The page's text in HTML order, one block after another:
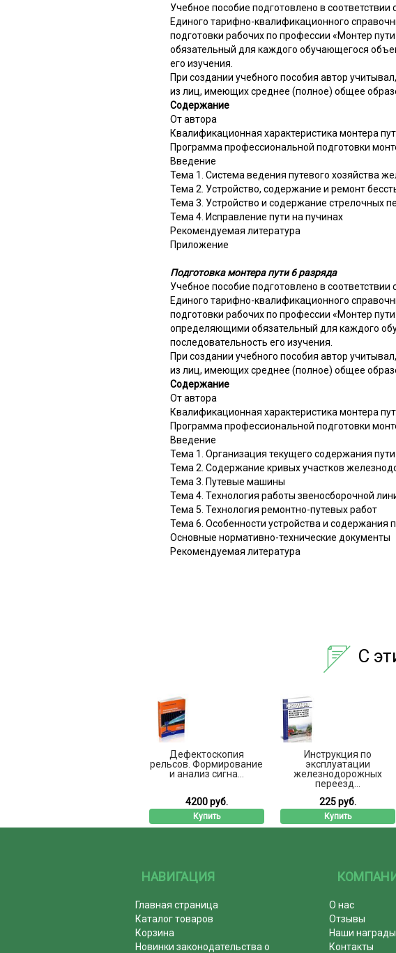
Учебное пособие подготовлено в
Единого тарифно-квалификационного
подготовки рабочих по профессии «Монтер
обязательный для каждого обучающегося
его изучения.
При создании учебного пособия автор
из лиц, имеющих среднее (полное) общее
Содержание
От автора
Квалификационная характеристика монтера
Программа профессиональной подготовки
Введение
Тема 1. Система ведения путевого хозяйства
Тема 2. Устройство, содержание и ремонт
Тема 3. Устройство и содержание стрелочных
Тема 4. Исправление пути на пучинах
Рекомендуемая литература
Приложение
Подготовка монтера пути 6 разряда
Учебное пособие подготовлено в
Единого тарифно-квалификационного
подготовки рабочих по профессии «Монтер
определяющими обязательный для каждого
последовательность его изучения.
При создании учебного пособия автор
из лиц, имеющих среднее (полное) общее
Содержание
От автора
Квалификационная характеристика монтера
Программа профессиональной подготовки
Введение
Тема 1. Организация текущего содержания пути
Тема 2. Содержание кривых участков
Тема 3. Путевые машины
Тема 4. Технология работы звеносборочной
Тема 5. Технология ремонтно-путевых работ
Тема 6. Особенности устройства и содержания
Основные нормативно-технические документы
Рекомендуемая литература
С
Дефектоскопия
рельсов. Формирование
и анализ сигна...
4200 руб.
Купить
Инструкция по
эксплуатации
железнодорожных
переезд...
225 руб.
Купить
НАВИГАЦИЯ
Главная страница
Каталог товаров
Корзина
Новинки законодательства о
О нас
Отзывы
Наши награды
Контакты